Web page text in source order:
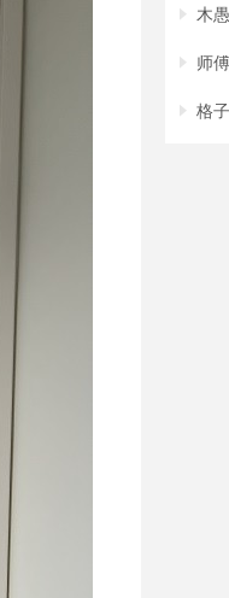
木
师
格